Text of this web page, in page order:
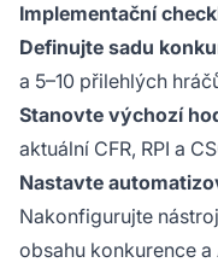
Implementační
Definujte sadu
a 5–10 přilehlých
Stanovte výchozí
aktuální CFR, RPI a
Nastavte
Nakonfigurujte
obsahu konkurence a